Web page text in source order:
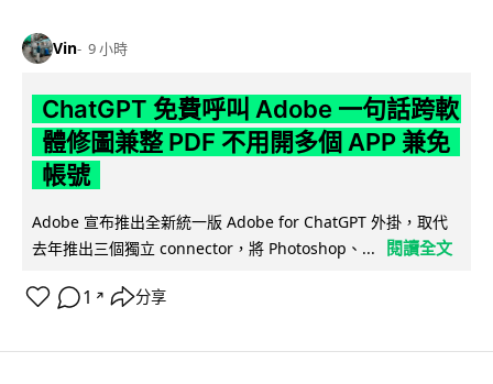
Vin 9 小時
ChatGPT 免費呼叫 Adobe 一句話跨軟
體修圖兼整 PDF 不用開多個 APP 兼免
帳號
Adobe 宣布推出全新統一版 Adobe for ChatGPT 外掛，取代
去年推出三個獨立 connector，將 Photoshop、...
閱讀全文
1 ↗ 分享